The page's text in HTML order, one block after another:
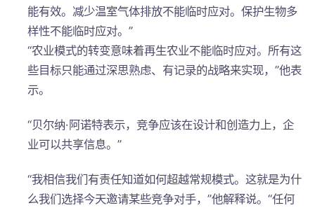
能有效。减少温室气体排放不能临时应对。保护生物多
样性不能临时应对。”
“农业模式的转变意味着再生农业不能临时应对。所有这
些目标只能通过深思熟虑、有记录的战略来实现，”他表
示。
“贝尔纳·阿诺特表示，竞争应该在设计和创造力上，企
业可以共享信息。”
“我相信我们有责任知道如何超越常规模式。这就是为什
么我们选择今天邀请某些竞争对手，”他解释说。“任何